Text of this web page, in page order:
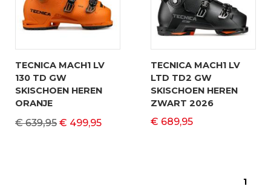
TECNICA MACH1 LV
130 TD GW
SKISCHOEN HEREN
ORANJE
€ 639,95 € 499,95
TECNICA MACH1 LV
LTD TD2 GW
SKISCHOEN HEREN
ZWART 2026
€ 689,95
1